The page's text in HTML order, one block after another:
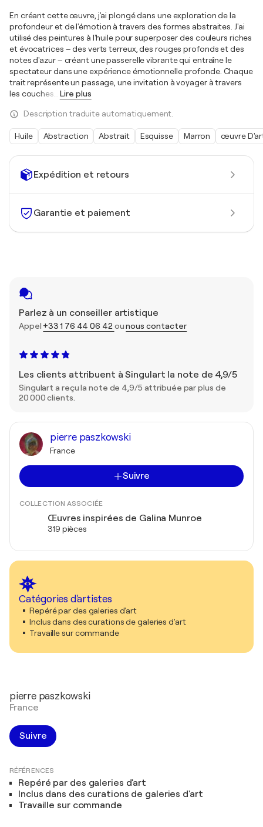
Expédition et retours
Garantie et paiement
Parlez à un conseiller artistique
Appel +33 1 76 44 06 42ounous contacter
Les clients attribuent à Singulart la note de 4,9/5
Singulart a reçu la note de 4,9/5 attribuée par plus de
20 000 clients.
pierre paszkowski
France
Suivre
COLLECTION ASSOCIÉE
Œuvres inspirées de Galina Munroe
319 pièces
Catégories d'artistes
Repéré par des galeries d'art
Inclus dans des curations de galeries d'art
Travaille sur commande
En créant cette œuvre, j'ai plongé dans une exploration de la
profondeur et de l'émotion à travers des formes abstraites. J'ai
utilisé des peintures à l'huile pour superposer des couleurs riches
et évocatrices – des verts terreux, des rouges profonds et des
notes d'azur – créant une passerelle vibrante qui entraîne le
spectateur dans une expérience émotionnelle profonde. Chaque
trait représente un passage, une invitation à voyager à travers
les couches… Lire plus
Description traduite automatiquement.
Huile Abstraction Abstrait Esquisse Marron œuvre
pierre paszkowski
France
Suivre
RÉFÉRENCES
Repéré par des galeries d'art
Inclus dans des curations de galeries d'art
Travaille sur commande